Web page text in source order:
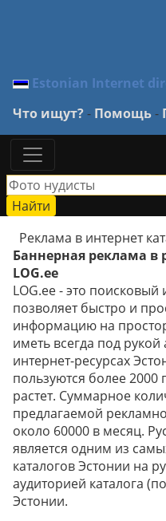
Estonian Internet
Что ищут?- Помощь-
Реклама в интернет
Баннерная реклама в
LOG.ee
LOG.ee - это поисковый
позволяет быстро и
информацию на
иметь всегда под
интернет-ресурсах
пользуются более 2000
растет. Суммарное
предлагаемой
около 60000 в месяц.
является одним из
каталогов Эстонии на
аудиторией каталога
Эстонии.